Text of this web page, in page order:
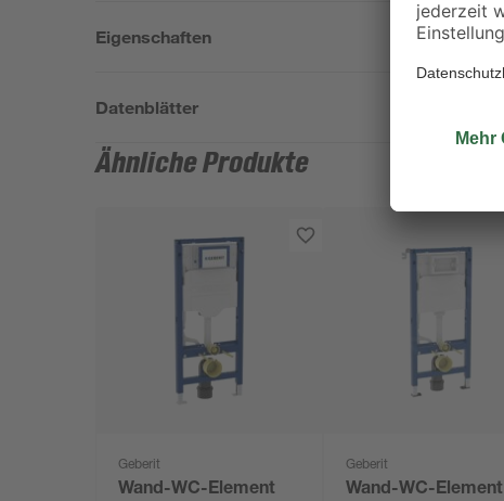
Eigenschaften
Datenblätter
Ähnliche Produkte
Geberit
Wand-WC-Element
Geberit
Wand-WC-Element